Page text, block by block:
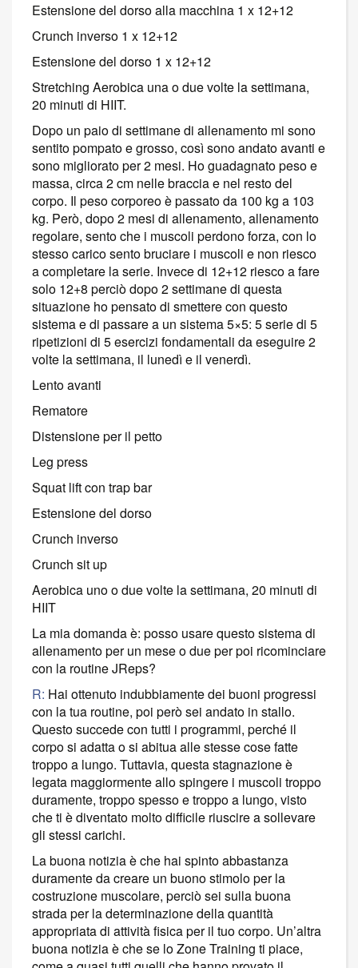
Estensione del dorso alla macchina 1 x 12+12
Crunch inverso 1 x 12+12
Estensione del dorso 1 x 12+12
Stretching Aerobica una o due volte la settimana,
20 minuti di HIIT.
Dopo un paio di settimane di allenamento mi sono
sentito pompato e grosso, così sono andato avanti e
sono migliorato per 2 mesi. Ho guadagnato peso e
massa, circa 2 cm nelle braccia e nel resto del
corpo. Il peso corporeo è passato da 100 kg a 103
kg. Però, dopo 2 mesi di allenamento, allenamento
regolare, sento che i muscoli perdono forza, con lo
stesso carico sento bruciare i muscoli e non riesco
a completare la serie. Invece di 12+12 riesco a fare
solo 12+8 perciò dopo 2 settimane di questa
situazione ho pensato di smettere con questo
sistema e di passare a un sistema 5×5: 5 serie di 5
ripetizioni di 5 esercizi fondamentali da eseguire 2
volte la settimana, il lunedì e il venerdì.
Lento avanti
Rematore
Distensione per il petto
Leg press
Squat lift con trap bar
Estensione del dorso
Crunch inverso
Crunch sit up
Aerobica uno o due volte la settimana, 20 minuti di
HIIT
La mia domanda è: posso usare questo sistema di
allenamento per un mese o due per poi ricominciare
con la routine JReps?
R: Hai ottenuto indubbiamente dei buoni progressi
con la tua routine, poi però sei andato in stallo.
Questo succede con tutti i programmi, perché il
corpo si adatta o si abitua alle stesse cose fatte
troppo a lungo. Tuttavia, questa stagnazione è
legata maggiormente allo spingere i muscoli troppo
duramente, troppo spesso e troppo a lungo, visto
che ti è diventato molto difficile riuscire a sollevare
gli stessi carichi.
La buona notizia è che hai spinto abbastanza
duramente da creare un buono stimolo per la
costruzione muscolare, perciò sei sulla buona
strada per la determinazione della quantità
appropriata di attività fisica per il tuo corpo. Un’altra
buona notizia è che se lo Zone Training ti piace,